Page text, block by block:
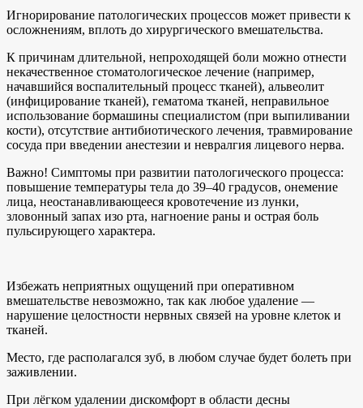
Игнорирование патологических процессов может привести к
осложнениям, вплоть до хирургического вмешательства.
К причинам длительной, непроходящей боли можно отнести
некачественное стоматологическое лечение (например,
начавшийся воспалительный процесс тканей), альвеолит
(инфицирование тканей), гематома тканей, неправильное
использование бормашины специалистом (при выпиливании
кости), отсутствие антибиотического лечения, травмирование
сосуда при введении анестезии и невралгия лицевого нерва.
Важно! Симптомы при развитии патологического процесса:
повышение температуры тела до 39–40 градусов, онемение
лица, неостанавливающееся кровотечение из лунки,
зловонный запах изо рта, нагноение раны и острая боль
пульсирующего характера.
Избежать неприятных ощущений при оперативном
вмешательстве невозможно, так как любое удаление —
нарушение целостности нервных связей на уровне клеток и
тканей.
Место, где располагался зуб, в любом случае будет болеть при
заживлении.
При лёгком удалении дискомфорт в области десны